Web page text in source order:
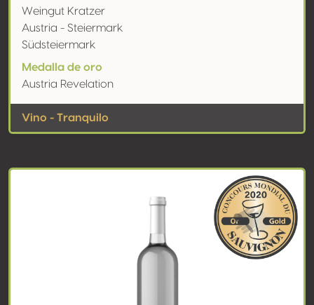
Weingut Kratzer
Austria - Steiermark
Südsteiermark
Medalla de oro
Austria Revelation
Vino - Tranquilo